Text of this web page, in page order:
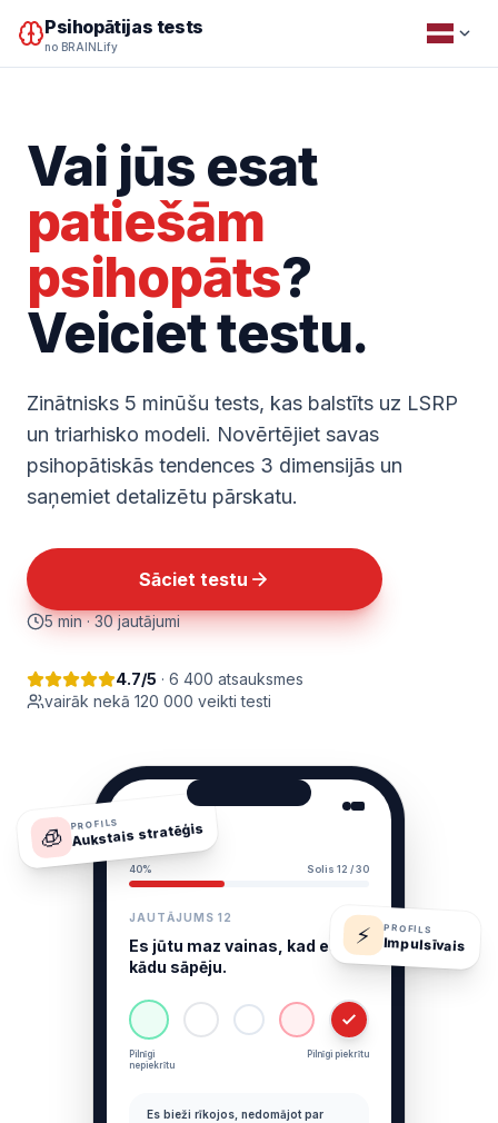
Psihopātijas tests
no BRAINLify
Vai jūs esat
patiešām
psihopāts?
Veiciet testu.
Zinātnisks 5 minūšu tests, kas balstīts uz LSRP
un triarhisko modeli. Novērtējiet savas
psihopātiskās tendences 3 dimensijās un
saņemiet detalizētu pārskatu.
Sāciet testu
5 min · 30 jautājumi
4.7/5 · 6 400 atsauksmes
vairāk nekā 120 000 veikti testi
Psihē
40% Solis 12 / 30
JAUTĀJUMS 12
Es jūtu maz vainas, kad es
kādu sāpēju.
Pilnīgi
nepiekrītu
Pilnīgi piekrītu
Es bieži rīkojos, nedomājot par
🧊 PROFILS
Aukstais stratēģis
⚡ PROFILS
Impulsīvais